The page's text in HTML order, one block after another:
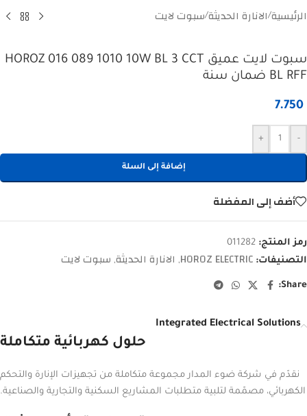
الرئيسية/الانارة الحديثة/سبوت لايت
سبوت لايت عميق HOROZ 016 089 1010 10W BL 3 CCT
BL RFF ضمان سنة
7.750
-
+
إضافة إلى السلة
أضف إلى المفضلة
رمز المنتج: 011282
التصنيفات: HOROZ ELECTRIC
, الانارة الحديثة, سبوت لايت
Share:
Integrated Electrical Solutions
حلول كهربائية متكاملة
نقدّم في شركة ضوء المدار مجموعة متكاملة من تجهيزات الإنارة والتحكم
الكهربائي، مصمّمة لتلبية متطلبات المشاريع السكنية والتجارية والصناعية.